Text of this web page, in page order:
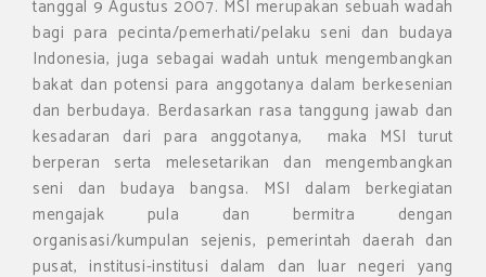
tanggal 9 Agustus 2007. MSI merupakan sebuah wadah
bagi para pecinta/pemerhati/pelaku seni dan budaya
Indonesia, juga sebagai wadah untuk mengembangkan
bakat dan potensi para anggotanya dalam berkesenian
dan berbudaya. Berdasarkan rasa tanggung jawab dan
kesadaran dari para anggotanya, maka MSI turut
berperan serta melesetarikan dan mengembangkan
seni dan budaya bangsa. MSI dalam berkegiatan
mengajak pula dan bermitra dengan
organisasi/kumpulan sejenis, pemerintah daerah dan
pusat, institusi-institusi dalam dan luar negeri yang